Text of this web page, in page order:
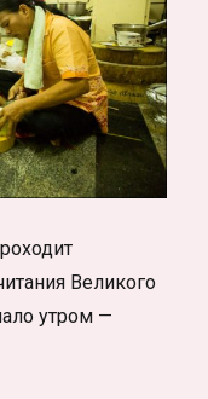
Великого
утром —